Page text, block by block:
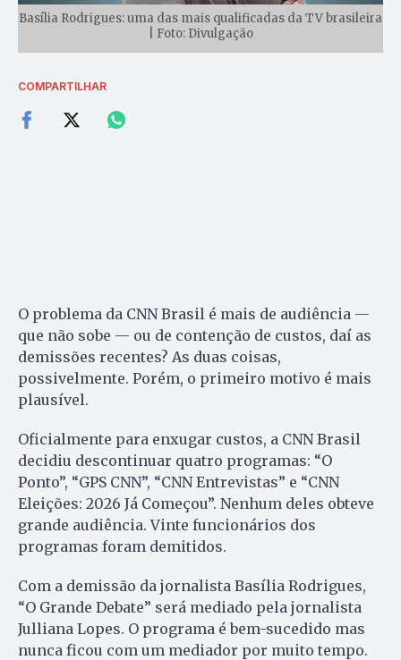
Basília Rodrigues: uma das mais qualificadas da TV brasileira
| Foto: Divulgação
COMPARTILHAR
O problema da CNN Brasil é mais de audiência —
que não sobe — ou de contenção de custos, daí as
demissões recentes? As duas coisas,
possivelmente. Porém, o primeiro motivo é mais
plausível.
Oficialmente para enxugar custos, a CNN Brasil
decidiu descontinuar quatro programas: “O
Ponto”, “GPS CNN”, “CNN Entrevistas” e “CNN
Eleições: 2026 Já Começou”. Nenhum deles obteve
grande audiência. Vinte funcionários dos
programas foram demitidos.
Com a demissão da jornalista Basília Rodrigues,
“O Grande Debate” será mediado pela jornalista
Julliana Lopes. O programa é bem-sucedido mas
nunca ficou com um mediador por muito tempo.